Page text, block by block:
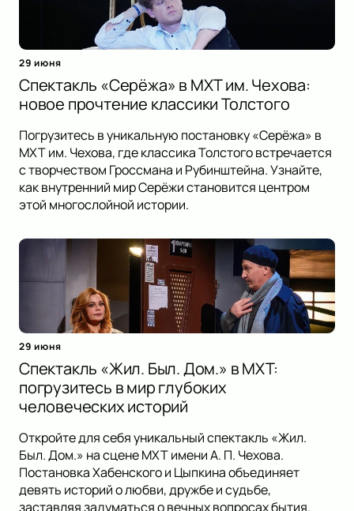
29 июня
Спектакль «Серёжа» в МХТ им. Чехова:
новое прочтение классики Толстого
Погрузитесь в уникальную постановку «Серёжа» в
МХТ им. Чехова, где классика Толстого встречается
с творчеством Гроссмана и Рубинштейна. Узнайте,
как внутренний мир Серёжи становится центром
этой многослойной истории.
29 июня
Спектакль «Жил. Был. Дом.» в МХТ:
погрузитесь в мир глубоких
человеческих историй
Откройте для себя уникальный спектакль «Жил.
Был. Дом.» на сцене МХТ имени А. П. Чехова.
Постановка Хабенского и Цыпкина объединяет
девять историй о любви, дружбе и судьбе,
заставляя задуматься о вечных вопросах бытия.